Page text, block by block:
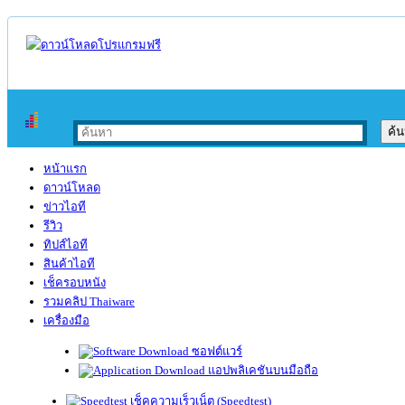
หน้าแรก
ดาวน์โหลด
ข่าวไอที
รีวิว
ทิปส์ไอที
สินค้าไอที
เช็ครอบหนัง
รวมคลิป Thaiware
เครื่องมือ
ซอฟต์แวร์
แอปพลิเคชันบนมือถือ
เช็คความเร็วเน็ต (Speedtest)